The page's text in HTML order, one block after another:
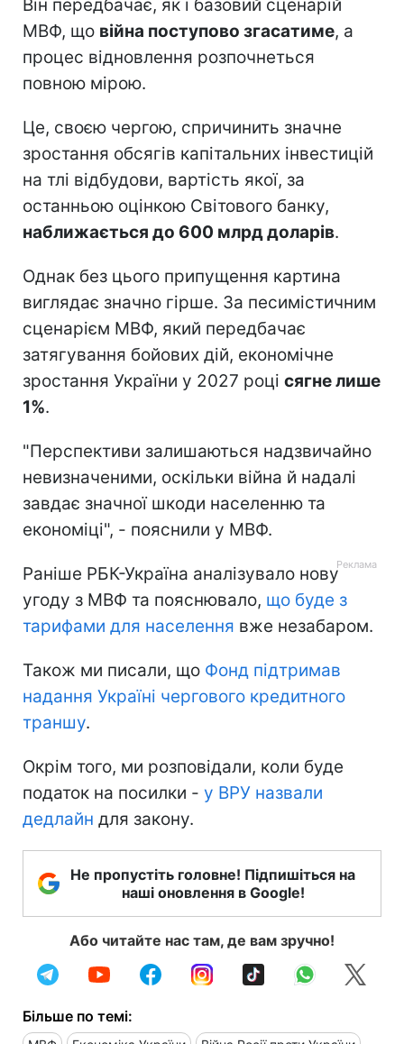
Він передбачає, як і базовий сценарій
МВФ, що війна поступово згасатиме, а
процес відновлення розпочнеться
повною мірою.
Це, своєю чергою, спричинить значне
зростання обсягів капітальних інвестицій
на тлі відбудови, вартість якої, за
останньою оцінкою Світового банку,
наближається до 600 млрд доларів.
Однак без цього припущення картина
виглядає значно гірше. За песимістичним
сценарієм МВФ, який передбачає
затягування бойових дій, економічне
зростання України у 2027 році сягне лише
1%.
"Перспективи залишаються надзвичайно
невизначеними, оскільки війна й надалі
завдає значної шкоди населенню та
економіці", - пояснили у МВФ.
Раніше РБК-Україна аналізувало нову
угоду з МВФ та пояснювало, що буде з
тарифами для населення вже незабаром.
Також ми писали, що Фонд підтримав
надання Україні чергового кредитного
траншу.
Окрім того, ми розповідали, коли буде
податок на посилки - у ВРУ назвали
дедлайн для закону.
Не пропустіть головне! Підпишіться на
наші оновлення в Google!
Або читайте нас там, де вам зручно!
Більше по темі: